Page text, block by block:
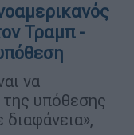
Τραμπ -
να
της υπόθεσης
διαφάνεια»,